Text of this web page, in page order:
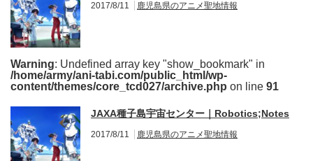
2017/8/11 鹿児島県のアニメ聖地情報
Warning: Undefined array key "show_bookmark" in
/home/army/ani-tabi.com/public_html/wp-
content/themes/core_tcd027/archive.php on line 91
JAXA種子島宇宙センター｜Robotics;Notes
2017/8/11 鹿児島県のアニメ聖地情報